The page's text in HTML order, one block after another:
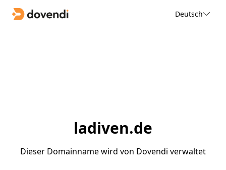
Deutsch
ladiven.de
Dieser Domainname wird von Dovendi verwaltet